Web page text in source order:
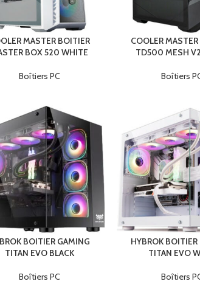
BLACK COOLER MASTER
Points
Type de
Résolution
Nombre
Rétro-
MASTER BOITIER
BOX 520 WHITE
Boîtiers PC
COOLER
TD500 MESH
Boîtiers
BOITIER GAMING
TITAN EVO BLACK
Boîtiers PC
HYBROK
TITAN EVO
Boîtiers